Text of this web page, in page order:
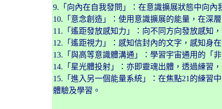
9.「向內在自我發問」：在意識擴展狀態中向內
10.「意念創造」：使用意識擴展的能量，在深
11.「遙距發放感知力」：向不同方向發放感知
12.「遙距視力」：感知信封內的文字，感知身
13.「與高等意識體溝通」：學習宇宙通用的「
14.「星光體投射」：亦即靈魂出體，透過練習
15.「進入另一個能量系統」：在焦點21的練習
體驗及學習。